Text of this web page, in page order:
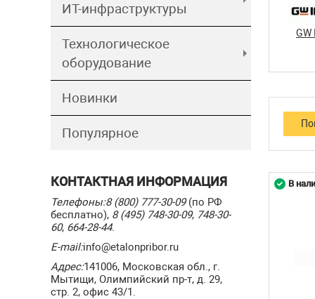
ИТ-инфраструктуры
Технологическое
оборудование
Новинки
Популярное
КОНТАКТНАЯ ИНФОРМАЦИЯ
Телефоны:8 (800) 777-30-09(по РФ
бесплатно), 8 (495) 748-30-09, 748-30-
60, 664-28-44.
E-mail:info@etalonpribor.ru
Адрес:141006, Московская обл., г.
Мытищи, Олимпийский пр-т, д. 29,
стр. 2, офис 43/1.
GW
В